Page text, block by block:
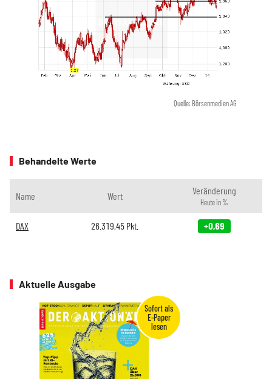
Quelle: Börsenmedien AG
Behandelte Werte
Name Wert Veränderung
Heute in %
DAX 26.319,45 Pkt. +0,69
Aktuelle Ausgabe